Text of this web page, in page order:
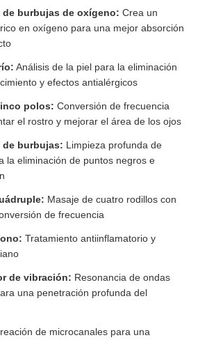
de burbujas de oxígeno: Crea un
en oxígeno para una mejor absorción
Análisis de la piel para la eliminación
y efectos antialérgicos
polos: Conversión de frecuencia
el rostro y mejorar el área de los ojos
de burbujas: Limpieza profunda de
la eliminación de puntos negros e
Masaje de cuatro rodillos con
de frecuencia
Tratamiento antiinflamatorio y
de vibración: Resonancia de ondas
una penetración profunda del
de microcanales para una